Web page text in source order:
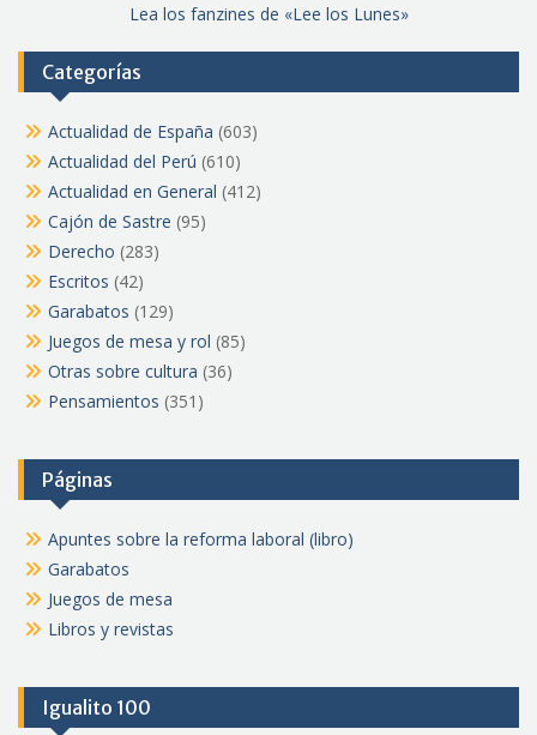
Lea los fanzines de «Lee los Lunes»
Categorías
Actualidad de España (603)
Actualidad del Perú (610)
Actualidad en General (412)
Cajón de Sastre (95)
Derecho (283)
Escritos (42)
Garabatos (129)
Juegos de mesa y rol (85)
Otras sobre cultura (36)
Pensamientos (351)
Páginas
Apuntes sobre la reforma laboral (libro)
Garabatos
Juegos de mesa
Libros y revistas
Igualito 100